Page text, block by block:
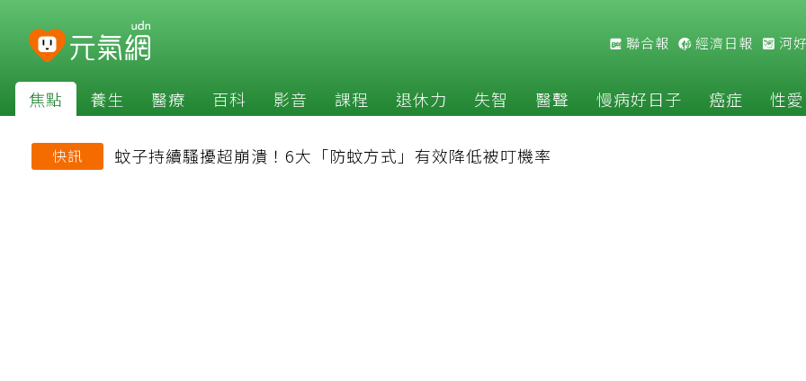
聯合報 經濟日報 河
焦點 養生 醫療 百科 影音 課程 退休力 失智 醫聲 慢病好日子 癌症 性愛
快訊 蚊子持續騷擾超崩潰！6大「防蚊方式」有效降低被叮機率